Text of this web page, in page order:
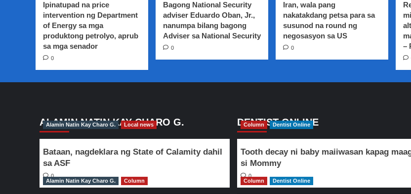
nababahala
sa
pagbaba
sa
VP
Ipinatupad na price
intervention ng Department
of Energy sa mga
produktong petrolyo, aprub
sa mga senador
0
Bagong National Security
adviser Eduardo Oban, Jr.,
nanumpa bilang bagong
Adviser sa National Security
0
Iran, wala pang
nakatakdang petsa para sa
susunod na round ng
negosasyon sa US
0
–
ALAMIN NATIN KAY CHARO G.
Alamin Natin Kay Charo G. Local news
Bataan, nagdeklara ng State of Calamity dahil
sa ASF
0
Alamin Natin Kay Charo G.
Column
DENTIST ONLINE
Column Dentist Online
Tooth decay ni baby maiiwasan kapag
si Mommy
0
Column
Dentist Online